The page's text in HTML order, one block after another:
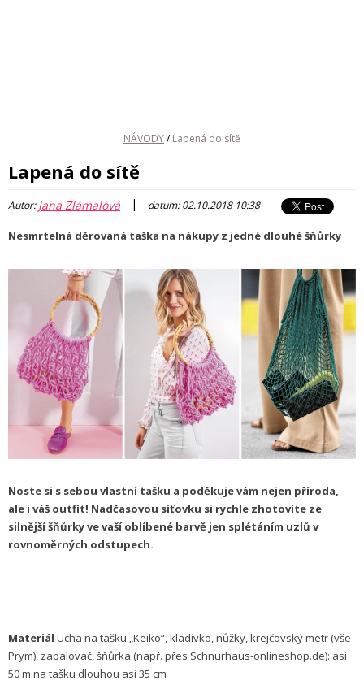
NÁVODY/ Lapená do sítě
Lapená do sítě
Autor:Jana Zlámalová | datum: 02.10.2018 10:38
Nesmrtelná děrovaná taška na nákupy z jedné dlouhé šňůrky
Noste si s sebou vlastní tašku a poděkuje vám nejen příroda,
ale i váš outfit! Nadčasovou síťovku si rychle zhotovíte ze
silnější šňůrky ve vaší oblíbené barvě jen splétáním uzlů v
rovnoměrných odstupech.
Materiál Ucha na tašku „Keiko“, kladívko, nůžky, krejčovský metr (vše
Prym), zapalovač, šňůrka (např. přes Schnurhaus-onlineshop.de): asi
50 m na tašku dlouhou asi 35 cm